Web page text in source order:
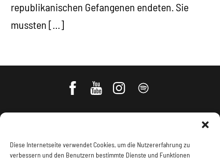
Diese Internetseite verwendet Cookies, um die Nutzererfahrung zu
verbessern und den Benutzern bestimmte Dienste und Funktionen
republikanischen Gefangenen endeten. Sie
mussten […]